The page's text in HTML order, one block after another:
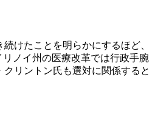
けたことを明らかにするほど、
ノイ州の医療改革では行政手腕
リントン氏も選対に関係すると